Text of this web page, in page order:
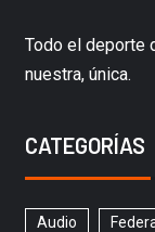
Todo el deporte
nuestra, única.
CATEGORÍAS
Audio